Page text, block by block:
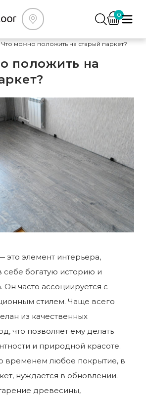
0
Что можно положить на старый паркет?
положить на
это элемент интерьера,
себе богатую историю и
Он часто ассоциируется с
стилем. Чаще всего
из качественных
что позволяет ему делать
и природной красоте.
временем любое покрытие, в
нуждается в обновлении.
древесины,